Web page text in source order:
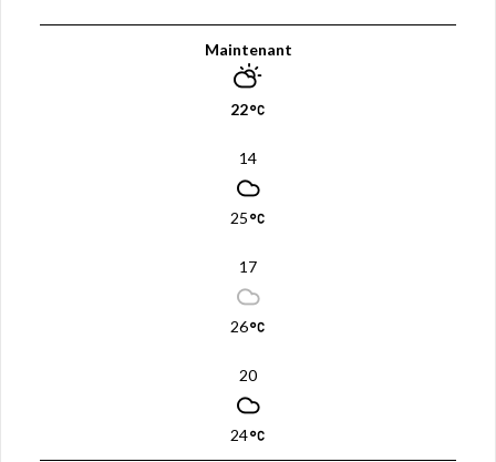
Maintenant
22
14
25
17
26
20
24